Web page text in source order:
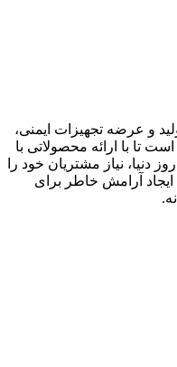
و عرضه تجهیزات ایمنی،
تا با ارائه محصولاتی با
دنیا، نیاز مشتریان خود را
آرامش خاطر برای